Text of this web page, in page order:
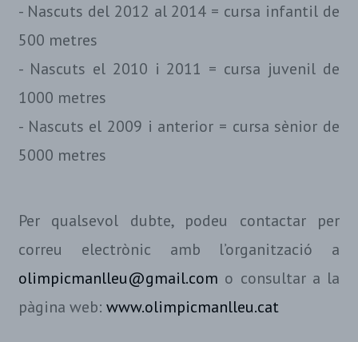
- Nascuts del 2012 al 2014 = cursa infantil de
500 metres
- Nascuts el 2010 i 2011 = cursa juvenil de
1000 metres
- Nascuts el 2009 i anterior = cursa sènior de
5000 metres
Per qualsevol dubte, podeu contactar per
correu electrònic amb l’organització a
olimpicmanlleu@gmail.com o consultar a la
pàgina web: www.olimpicmanlleu.cat